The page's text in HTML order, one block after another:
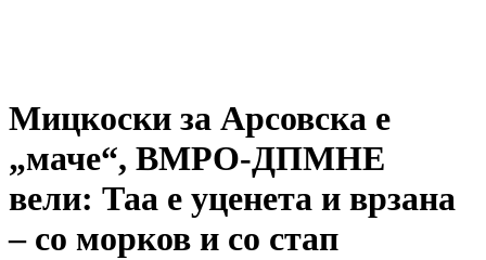
Мицкоски за Арсовска е
„маче“, ВМРО-ДПМНЕ
вели: Таа е уценета и врзана
– со морков и со стап